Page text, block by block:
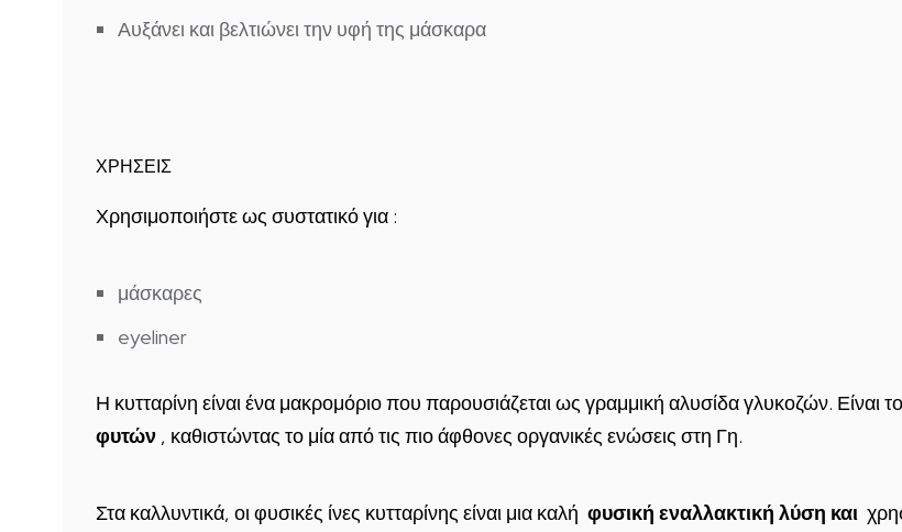
Αυξάνει και βελτιώνει την υφή της μάσκαρα
ΧΡΗΣΕΙΣ
Χρησιμοποιήστε ως συστατικό για :
μάσκαρες
eyeliner
Η κυτταρίνη είναι ένα μακρομόριο που παρουσιάζεται ως γραμμική αλυσίδα γλυκοζών. Είναι το
φυτών , καθιστώντας το μία από τις πιο άφθονες οργανικές ενώσεις στη Γη.
Στα καλλυντικά, οι φυσικές ίνες κυτταρίνης είναι μια καλή φυσική εναλλακτική λύση και